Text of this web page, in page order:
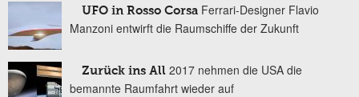
UFO in Rosso Corsa Ferrari-Designer Flavio
Manzoni entwirft die Raumschiffe der Zukunft
Zurück ins All 2017 nehmen die USA die
bemannte Raumfahrt wieder auf